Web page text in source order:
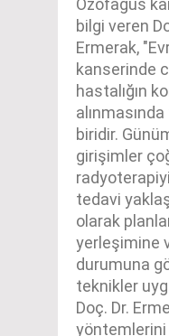
Özofagus
bilgi veren
Ermerak,
kanserinde
hastalığın
biridir.
girişimler
tedavi
olarak
yerleşimine
durumuna
teknikler
Doç. Dr.
yöntemlerini